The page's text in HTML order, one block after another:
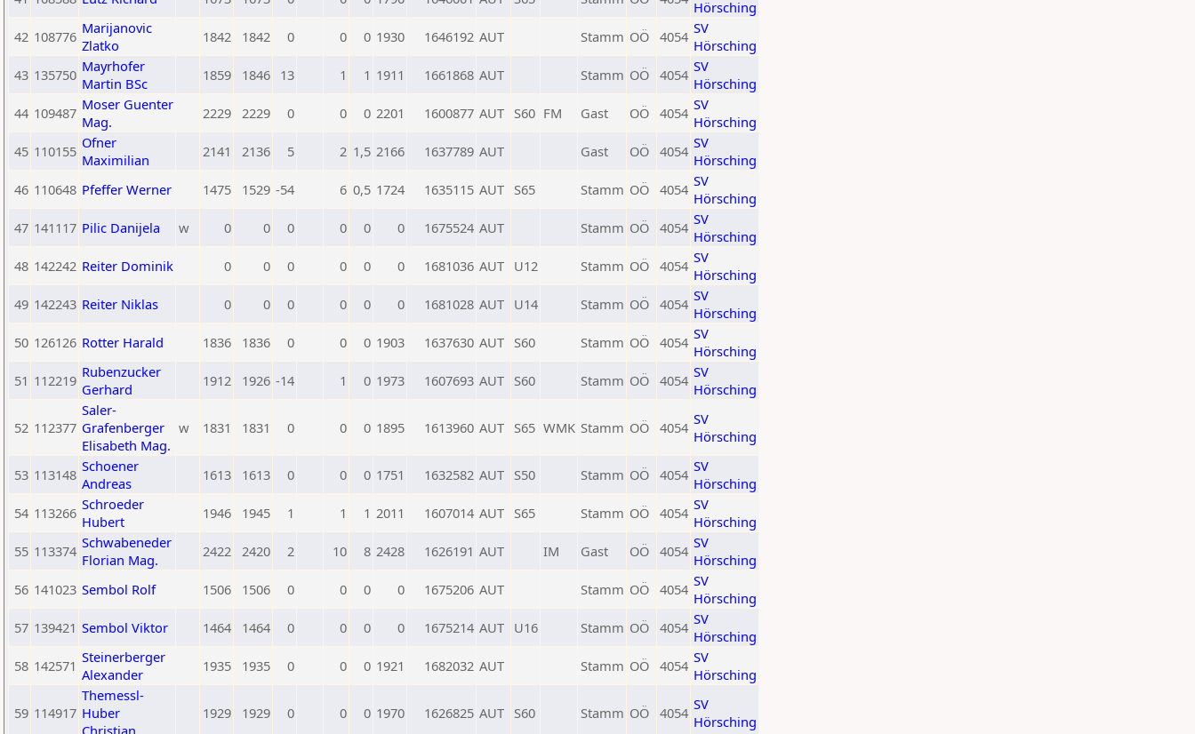
Hörsching
42 108776 Marijanovic
Zlatko
1842 1842 0 0 0 1930 1646192 AUT Stamm OÖ 4054 SV
Hörsching
43 135750 Mayrhofer
Martin BSc
1859 1846 13 1 1 1911 1661868 AUT Stamm OÖ 4054 SV
Hörsching
44 109487 Moser Guenter
Mag.
2229 2229 0 0 0 2201 1600877 AUT S60 FM Gast OÖ 4054 SV
Hörsching
45 110155 Ofner
Maximilian
2141 2136 5 2 1,5 2166 1637789 AUT Gast OÖ 4054 SV
Hörsching
46 110648 Pfeffer Werner 1475 1529 -54 6 0,5 1724 1635115 AUT S65 Stamm OÖ 4054 SV
Hörsching
47 141117 Pilic Danijela w 0 0 0 0 0 0 1675524 AUT Stamm OÖ 4054 SV
Hörsching
48 142242 Reiter Dominik 0 0 0 0 0 0 1681036 AUT U12 Stamm OÖ 4054 SV
Hörsching
49 142243 Reiter Niklas 0 0 0 0 0 0 1681028 AUT U14 Stamm OÖ 4054 SV
Hörsching
50 126126 Rotter Harald 1836 1836 0 0 0 1903 1637630 AUT S60 Stamm OÖ 4054 SV
Hörsching
51 112219 Rubenzucker
Gerhard
1912 1926 -14 1 0 1973 1607693 AUT S60 Stamm OÖ 4054 SV
Hörsching
52 112377
Saler-
Grafenberger
Elisabeth Mag.
w 1831 1831 0 0 0 1895 1613960 AUT S65 WMK Stamm OÖ 4054 SV
Hörsching
53 113148 Schoener
Andreas
1613 1613 0 0 0 1751 1632582 AUT S50 Stamm OÖ 4054 SV
Hörsching
54 113266 Schroeder
Hubert
1946 1945 1 1 1 2011 1607014 AUT S65 Stamm OÖ 4054 SV
Hörsching
55 113374 Schwabeneder
Florian Mag.
2422 2420 2 10 8 2428 1626191 AUT IM Gast OÖ 4054 SV
Hörsching
56 141023 Sembol Rolf 1506 1506 0 0 0 0 1675206 AUT Stamm OÖ 4054 SV
Hörsching
57 139421 Sembol Viktor 1464 1464 0 0 0 0 1675214 AUT U16 Stamm OÖ 4054 SV
Hörsching
58 142571 Steinerberger
Alexander
1935 1935 0 0 0 1921 1682032 AUT Stamm OÖ 4054 SV
Hörsching
59 114917
Themessl-
Huber
Christian
1929 1929 0 0 0 1970 1626825 AUT S60 Stamm OÖ 4054 SV
Hörsching